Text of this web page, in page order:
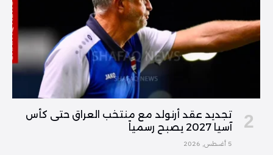
تجديد عقد أرنولد مع منتخب العراق حتى كأس
آسيا 2027 يصبح رسمياً
5 أغسطس, 2026